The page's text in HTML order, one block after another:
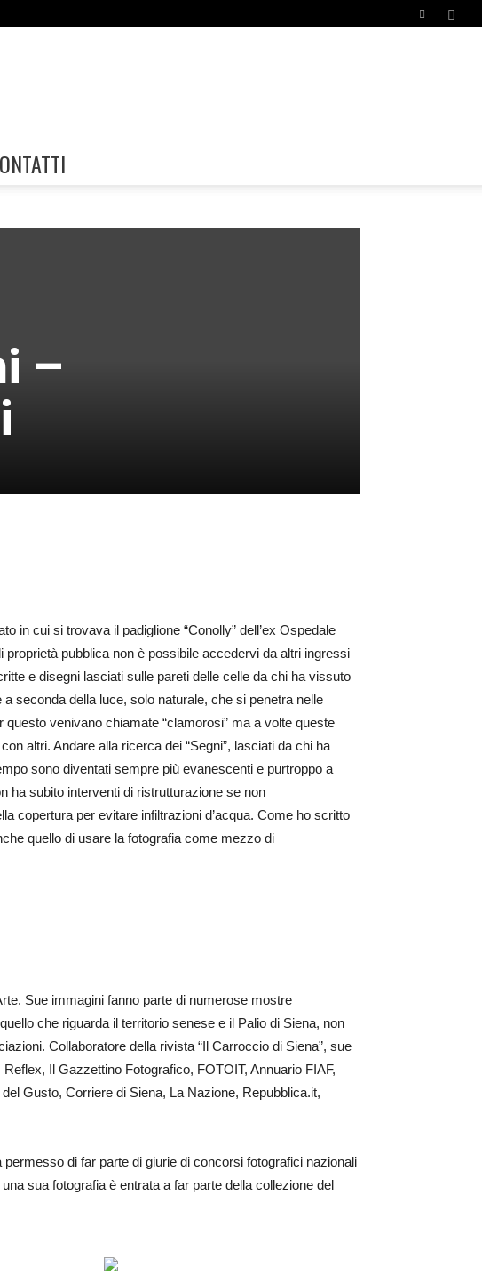
–
in cui si trovava il padiglione “Conolly” dell’ex Ospedale
pubblica non è possibile accedervi da altri ingressi
e disegni lasciati sulle pareti delle celle da chi ha vissuto
seconda della luce, solo naturale, che si penetra nelle
venivano chiamate “clamorosi” ma a volte queste
altri. Andare alla ricerca dei “Segni”, lasciati da chi ha
sono diventati sempre più evanescenti e purtroppo a
ha subito interventi di ristrutturazione se non
copertura per evitare infiltrazioni d’acqua. Come ho scritto
quello di usare la fotografia come mezzo di
Sue immagini fanno parte di numerose mostre
che riguarda il territorio senese e il Palio di Siena, non
Collaboratore della rivista “Il Carroccio di Siena”, sue
Il Gazzettino Fotografico, FOTOIT, Annuario FIAF,
Gusto, Corriere di Siena, La Nazione, Repubblica.it,
di far parte di giurie di concorsi fotografici nazionali
sua fotografia è entrata a far parte della collezione del